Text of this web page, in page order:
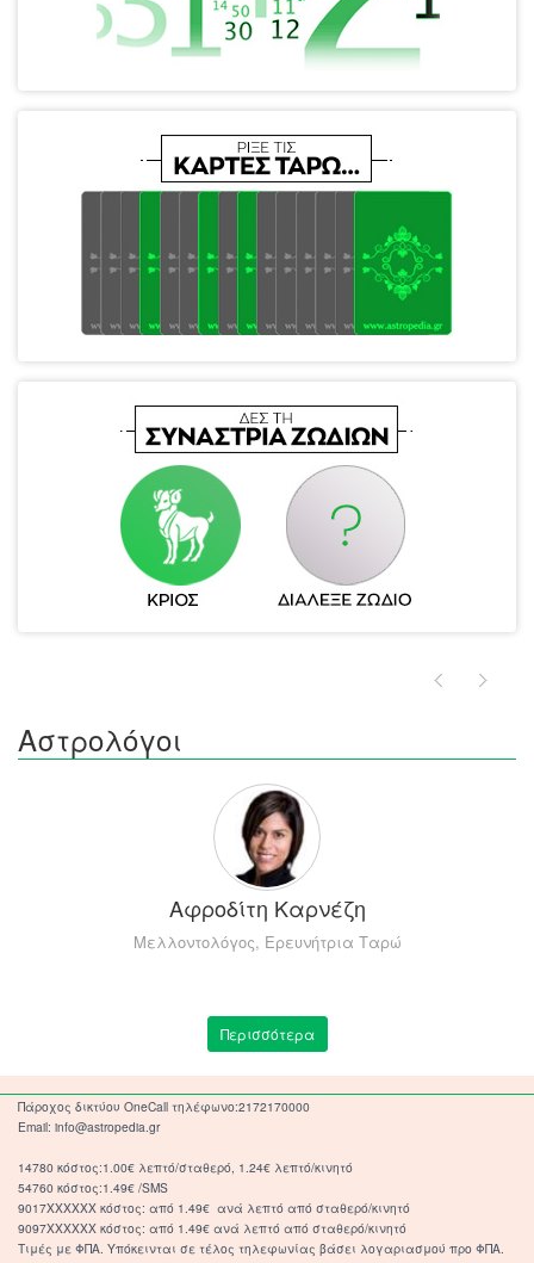
Αστρολόγοι
Αφροδίτη Καρνέζη
Μελλοντολόγος, Ερευνήτρια Ταρώ
Περισσότερα
Πάροχος δικτύου OneCall τηλέφωνο:2172170000
Email: info@astropedia.gr
14780 κόστος:1.00€ λεπτό/σταθερό, 1.24€ λεπτό/κινητό
54760 κόστος:1.49€ /SMS
9017XXXXXX κόστος: από 1.49€ ανά λεπτό από σταθερό/κινητό
9097XXXXXX κόστος: από 1.49€ ανά λεπτό από σταθερό/κινητό
Τιμές με ΦΠΑ. Υπόκεινται σε τέλος τηλεφωνίας βάσει λογαριασμού προ ΦΠΑ.